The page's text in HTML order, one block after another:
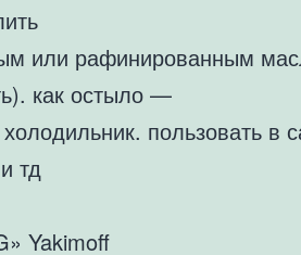
или рафинированным
как остыло —
пользовать в
тд
Yakimoff